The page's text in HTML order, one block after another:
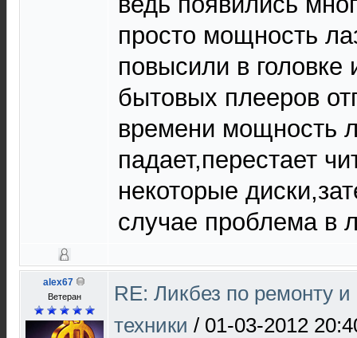
просто мощность
повысили в головке
бытовых плееров
времени мощность
падает,перестает
некоторые
случае проблема в
alex67
Ветеран
RE: Ликбез по ремонту
техники / 01-03-2012